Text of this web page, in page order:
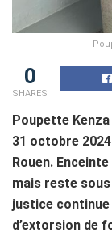
0
SHARES
Poupette
31 octobre
Rouen.
mais reste
justice continue
d’extorsion de